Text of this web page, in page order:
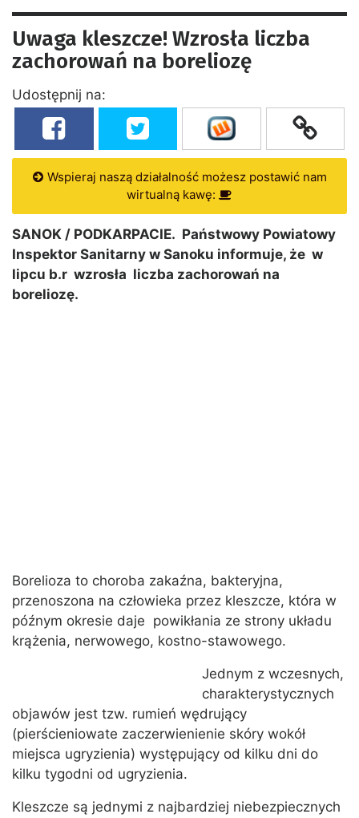
Uwaga kleszcze! Wzrosła liczba
zachorowań na boreliozę
Udostępnij na:
Wspieraj naszą działalność możesz postawić nam
wirtualną kawę:
SANOK / PODKARPACIE. Państwowy Powiatowy
Inspektor Sanitarny w Sanoku informuje, że w
lipcu b.r wzrosła liczba zachorowań na
boreliozę.
Borelioza to choroba zakaźna, bakteryjna,
przenoszona na człowieka przez kleszcze, która w
późnym okresie daje powikłania ze strony układu
krążenia, nerwowego, kostno-stawowego.
Jednym z wczesnych,
charakterystycznych
objawów jest tzw. rumień wędrujący
(pierścieniowate zaczerwienienie skóry wokół
miejsca ugryzienia) występujący od kilku dni do
kilku tygodni od ugryzienia.
Kleszcze są jednymi z najbardziej niebezpiecznych